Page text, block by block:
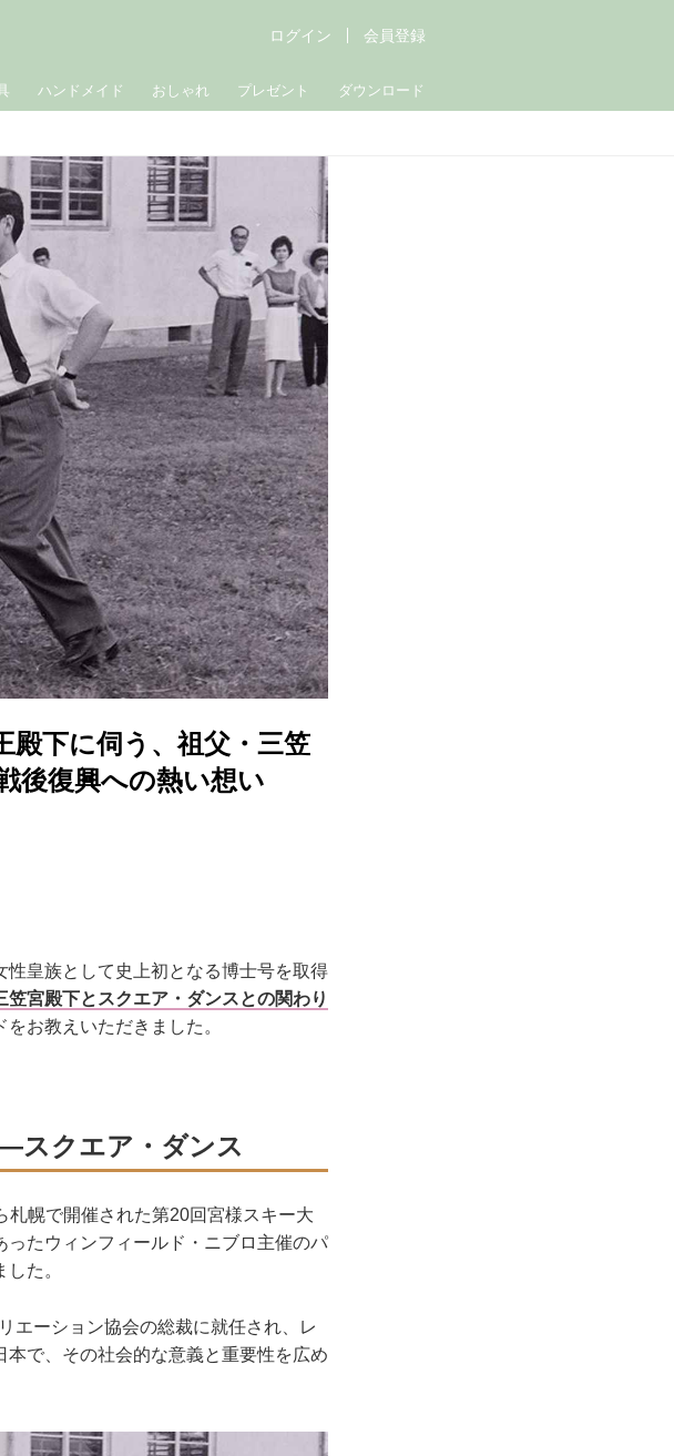
ハンドメイド おしゃれ プレゼント ダウンロード
ログイン 会員登録
殿下に伺う、祖父・三笠
後復興への熱い想い
皇族として史上初となる博士号を取得
笠宮殿下とスクエア・ダンスとの関わり
お教えいただきました。
―スクエア・ダンス
幌で開催された第20回宮様スキー大
たウィンフィールド・ニブロ主催のパ
た。
エーション協会の総裁に就任され、レ
で、その社会的な意義と重要性を広め